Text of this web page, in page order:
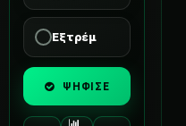
Εξτρέμ
ΨΗΦΙΣΕ